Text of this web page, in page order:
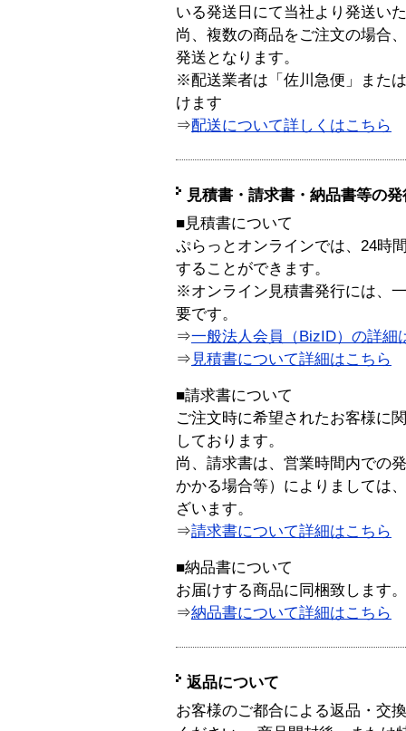
いる発送日にて当社より発送い
尚、複数の商品をご注文の場合
発送となります。
※配送業者は「佐川急便」また
けます
⇒配送について詳しくはこちら
見積書・請求書・納品書等の
■見積書について
ぷらっとオンラインでは、24時
することができます。
※オンライン見積書発行には、
要です。
⇒一般法人会員（BizID）の詳細
⇒ 見積書について詳細はこちら
■請求書について
ご注文時に希望されたお客様に
しております。
尚、請求書は、営業時間内での
かかる場合等）によりましては
ざいます。
⇒請求書について詳細はこちら
■納品書について
お届けする商品に同梱致します。
⇒納品書について詳細はこちら
返品について
お客様のご都合による返品・交